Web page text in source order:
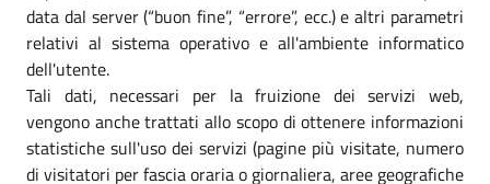
data dal server (“buon fine”, “errore”, ecc.) e altri parametri
relativi al sistema operativo e all'ambiente informatico
dell'utente.
Tali dati, necessari per la fruizione dei servizi web,
vengono anche trattati allo scopo di ottenere informazioni
statistiche sull'uso dei servizi (pagine più visitate, numero
di visitatori per fascia oraria o giornaliera, aree geografiche